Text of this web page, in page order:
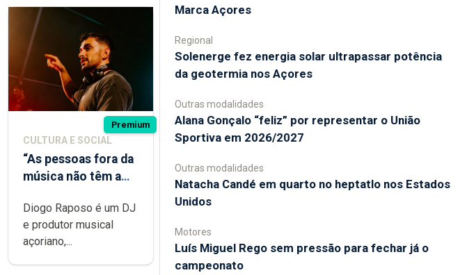
Premium
CULTURA E SOCIAL
“As pessoas fora da
música não têm a
difícil é produzir
uma música”
Diogo Raposo é um DJ
e produtor musical
açoriano,...
Marca Açores
Regional
Solenerge fez energia solar ultrapassar potência
da geotermia nos Açores
Outras modalidades
Alana Gonçalo “feliz” por representar o União
Sportiva em 2026/2027
Outras modalidades
Natacha Candé em quarto no heptatlo nos Estados
Unidos
Motores
Luís Miguel Rego sem pressão para fechar já o
campeonato